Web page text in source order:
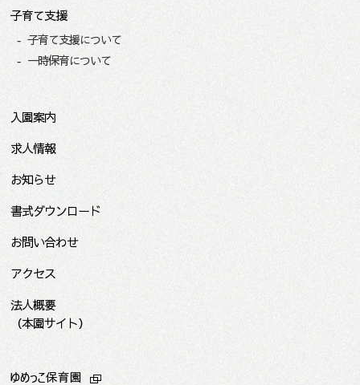
子育て支援
子育て支援について
一時保育について
入園案内
求人情報
お知らせ
書式ダウンロード
お問い合わせ
アクセス
法人概要
（本園サイト）